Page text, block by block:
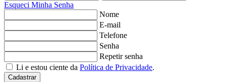
Esqueci Minha Senha
Nome
E-mail
Telefone
Senha
Repetir senha
Li e estou ciente da Política de Privacidade.
Cadastrar